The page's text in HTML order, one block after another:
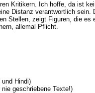
Kritikern. Ich hoffe, da ist
Distanz verantwortlich sein.
Stellen, zeigt Figuren, die es
allemal Pflicht.
Hindi)
geschriebene Texte!)